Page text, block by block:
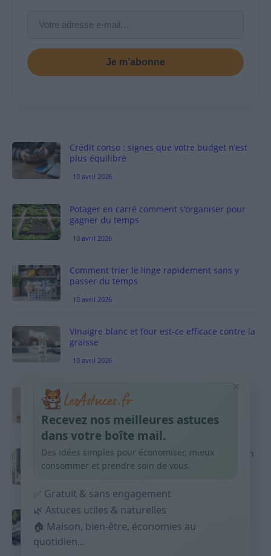
Je m’abonne
Crédit conso : signes que votre budget n’est
plus équilibré
10 avril 2026
Potager en carré comment s’organiser pour
gagner du temps
10 avril 2026
Comment trier le linge rapidement sans y
passer du temps
10 avril 2026
Vinaigre blanc et four est-ce efficace contre la
graisse
10 avril 2026
Taches pigmentaires : routine simple +
habitudes qui aident
9 avril 2026
Produits ménagers : comment économiser en
courses sans acheter 10 sprays
Budget mensuel : méthode rapide pour
répartir son salaire dès le jour de paie
9 avril 2026
×
Recevez nos meilleures astuces
dans votre boîte mail.
Des idées simples pour économiser, mieux
consommer et prendre soin de vous.
✅ Gratuit & sans engagement
🌿 Astuces utiles & naturelles
🏠 Maison, bien-être, économies au
quotidien...